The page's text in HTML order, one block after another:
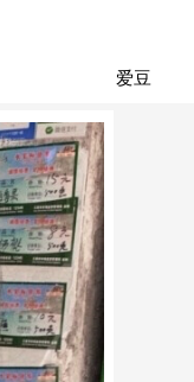
爱豆